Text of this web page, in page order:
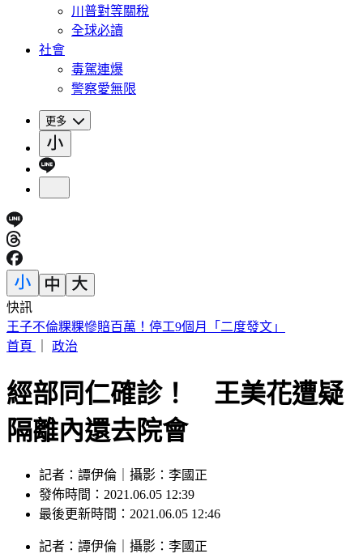
川普對等關稅
全球必讀
社會
毒駕連爆
警察愛無限
更多
快訊
父親節怎過？蔣萬安曝兒有送禮：先防颱 沈伯洋：女兒早起
一起過
經部同仁確診！ 王美花遭疑
隔離內還去院會
記者：譚伊倫｜攝影：李國正
發佈時間：2021.06.05 12:39